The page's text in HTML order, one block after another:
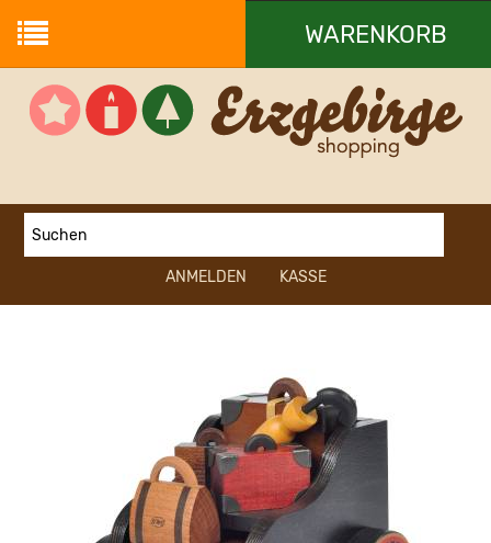
WARENKORB
Ihr Warenkorb ist leer.
ANMELDEN KASSE